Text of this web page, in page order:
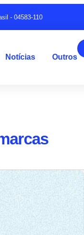
- 04583-110
Notícias Outros